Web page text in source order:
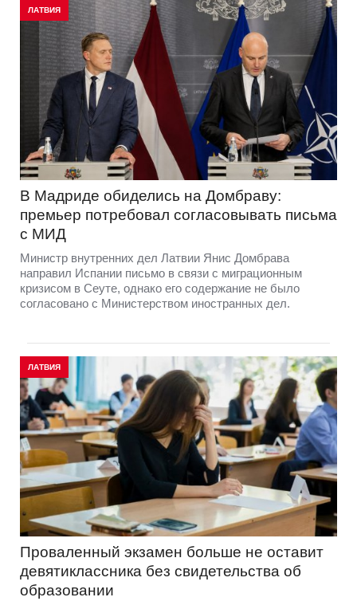
ЛАТВИЯ
В Мадриде обиделись на Домбраву:
премьер потребовал согласовывать письма
с МИД
Министр внутренних дел Латвии Янис Домбрава
направил Испании письмо в связи с миграционным
кризисом в Сеуте, однако его содержание не было
согласовано с Министерством иностранных дел.
ЛАТВИЯ
Проваленный экзамен больше не оставит
девятиклассника без свидетельства об
образовании